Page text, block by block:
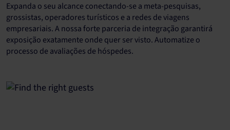
Expanda o seu alcance conectando-se a meta-pesquisas,
grossistas, operadores turísticos e a redes de viagens
empresariais. A nossa forte parceria de integração garantirá
exposição exatamente onde quer ser visto. Automatize o
processo de avaliações de hóspedes.